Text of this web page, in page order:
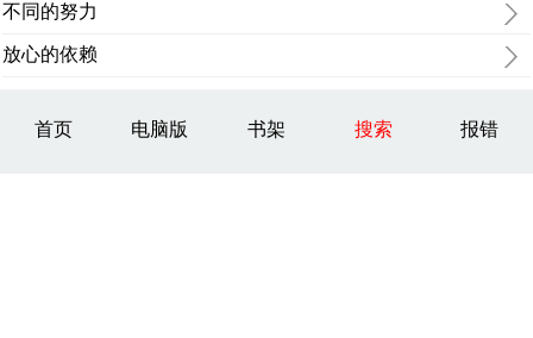
不同的努力
放心的依赖
首页 电脑版 书架 搜索 报错